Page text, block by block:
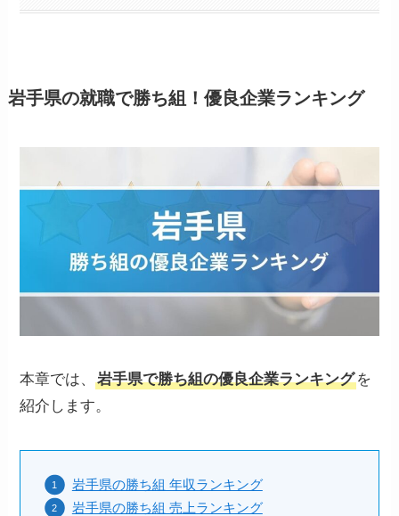
岩手県の就職で勝ち組！優良企業ランキング
本章では、岩手県で勝ち組の優良企業ランキングを
紹介します。
岩手県の勝ち組 年収ランキング
岩手県の勝ち組 売上ランキング